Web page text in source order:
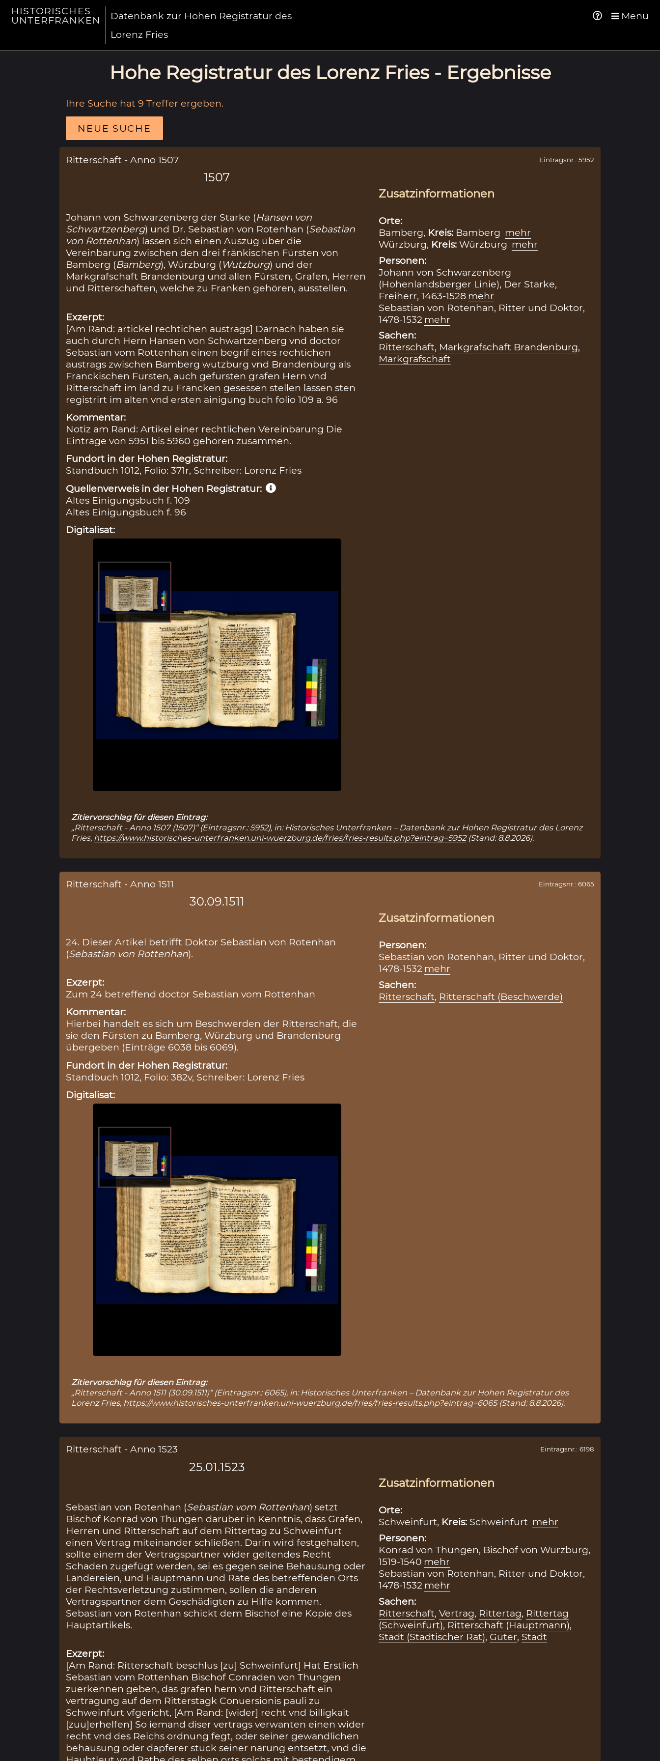
HISTORISCHES
UNTERFRANKEN
Datenbank zur Hohen Registratur des
Lorenz Fries
Menü
Hohe Registratur des Lorenz Fries - Ergebnisse
Ihre Suche hat 9 Treffer ergeben.
NEUE SUCHE
Ritterschaft - Anno 1507
1507
Johann von Schwarzenberg der Starke (Hansen von
Schwartzenberg) und Dr. Sebastian von Rotenhan (Sebastian
von Rottenhan) lassen sich einen Auszug über die
Vereinbarung zwischen den drei fränkischen Fürsten von
Bamberg (Bamberg), Würzburg (Wutzburg) und der
Markgrafschaft Brandenburg und allen Fürsten, Grafen, Herren
und Ritterschaften, welche zu Franken gehören, ausstellen.
Exzerpt:
[Am Rand: artickel rechtichen austrags] Darnach haben sie
auch durch Hern Hansen von Schwartzenberg vnd doctor
Sebastian vom Rottenhan einen begrif eines rechtichen
austrags zwischen Bamberg wutzburg vnd Brandenburg als
Franckischen Fursten, auch gefursten grafen Hern vnd
Ritterschaft im land zu Francken gesessen stellen lassen sten
registrirt im alten vnd ersten ainigung buch folio 109 a. 96
Kommentar:
Notiz am Rand: Artikel einer rechtlichen Vereinbarung Die
Einträge von 5951 bis 5960 gehören zusammen.
Fundort in der Hohen Registratur:
Standbuch 1012, Folio: 371r, Schreiber: Lorenz Fries
Quellenverweis in der Hohen Registratur:
Altes Einigungsbuch f. 109
Altes Einigungsbuch f. 96
Digitalisat:
Eintragsnr.: 5952
Zusatzinformationen
Orte:
Bamberg, Kreis: Bamberg mehr
Würzburg, Kreis: Würzburg mehr
Personen:
Johann von Schwarzenberg
(Hohenlandsberger Linie), Der Starke,
Freiherr, 1463-1528 mehr
Sebastian von Rotenhan, Ritter und Doktor,
1478-1532 mehr
Sachen:
Ritterschaft, Markgrafschaft Brandenburg,
Markgrafschaft
Zitiervorschlag für diesen Eintrag:
„Ritterschaft - Anno 1507 (1507)“ (Eintragsnr.: 5952), in: Historisches Unterfranken – Datenbank zur Hohen Registratur des Lorenz
Fries, https://www.historisches-unterfranken.uni-wuerzburg.de/fries/fries-results.php?eintrag=5952(Stand: 8.8.2026).
Ritterschaft - Anno 1511
30.09.1511
24. Dieser Artikel betrifft Doktor Sebastian von Rotenhan
(Sebastian von Rottenhan).
Exzerpt:
Zum 24 betreffend doctor Sebastian vom Rottenhan
Kommentar:
Hierbei handelt es sich um Beschwerden der Ritterschaft, die
sie den Fürsten zu Bamberg, Würzburg und Brandenburg
übergeben (Einträge 6038 bis 6069).
Fundort in der Hohen Registratur:
Standbuch 1012, Folio: 382v, Schreiber: Lorenz Fries
Digitalisat:
Eintragsnr.: 6065
Zusatzinformationen
Personen:
Sebastian von Rotenhan, Ritter und Doktor,
1478-1532 mehr
Sachen:
Ritterschaft, Ritterschaft (Beschwerde)
Zitiervorschlag für diesen Eintrag:
„Ritterschaft - Anno 1511 (30.09.1511)“ (Eintragsnr.: 6065), in: Historisches Unterfranken – Datenbank zur Hohen Registratur des
Lorenz Fries, https://www.historisches-unterfranken.uni-wuerzburg.de/fries/fries-results.php?eintrag=6065(Stand: 8.8.2026).
Ritterschaft - Anno 1523
25.01.1523
Sebastian von Rotenhan (Sebastian vom Rottenhan) setzt
Bischof Konrad von Thüngen darüber in Kenntnis, dass Grafen,
Herren und Ritterschaft auf dem Rittertag zu Schweinfurt
einen Vertrag miteinander schließen. Darin wird festgehalten,
sollte einem der Vertragspartner wider geltendes Recht
Schaden zugefügt werden, sei es gegen seine Behausung oder
Ländereien, und Hauptmann und Räte des betreffenden Orts
der Rechtsverletzung zustimmen, sollen die anderen
Vertragspartner dem Geschädigten zu Hilfe kommen.
Sebastian von Rotenhan schickt dem Bischof eine Kopie des
Hauptartikels.
Exzerpt:
[Am Rand: Ritterschaft beschlus [zu] Schweinfurt] Hat Erstlich
Sebastian vom Rottenhan Bischof Conraden von Thungen
zuerkennen geben, das grafen hern vnd Ritterschaft ein
vertragung auf dem Ritterstagk Conuersionis pauli zu
Schweinfurt vfgericht, [Am Rand: [wider] recht vnd billigkait
[zuu]erhelfen] So iemand diser vertrags verwanten einen wider
recht vnd des Reichs ordnung fegt, oder seiner gewandlichen
behausung oder dapferer stuck seiner narung entsetzt, vnd die
Eintragsnr.: 6198
Zusatzinformationen
Orte:
Schweinfurt, Kreis: Schweinfurt mehr
Personen:
Konrad von Thüngen, Bischof von Würzburg,
1519-1540 mehr
Sebastian von Rotenhan, Ritter und Doktor,
1478-1532 mehr
Sachen:
Ritterschaft, Vertrag, Rittertag, Rittertag
(Schweinfurt), Ritterschaft (Hauptmann),
Stadt (Städtischer Rat), Güter, Stadt